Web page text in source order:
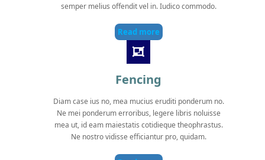
semper melius offendit vel in. Iudico commodo.
Read more
Fencing
Diam case ius no, mea mucius eruditi ponderum no.
Ne mei ponderum erroribus, legere libris noluisse
mea ut, id eam maiestatis cotidieque theophrastus.
Ne nostro vidisse efficiantur pro, quidam.